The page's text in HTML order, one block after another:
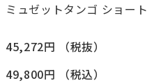
ミュゼットタンゴ ショート
45,272円
（税抜）
49,800円
（税込）